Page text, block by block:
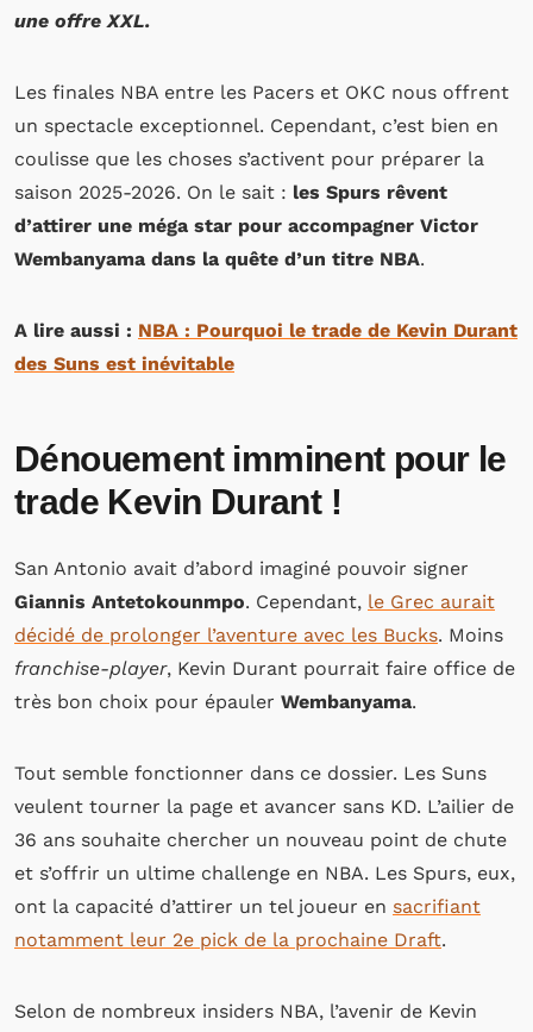
une offre XXL.
Les finales NBA entre les Pacers et OKC nous offrent
un spectacle exceptionnel. Cependant, c’est bien en
coulisse que les choses s’activent pour préparer la
saison 2025-2026. On le sait : les Spurs rêvent
d’attirer une méga star pour accompagner Victor
Wembanyama dans la quête d’un titre NBA.
A lire aussi : NBA : Pourquoi le trade de Kevin Durant
des Suns est inévitable
Dénouement imminent pour le
trade Kevin Durant !
San Antonio avait d’abord imaginé pouvoir signer
Giannis Antetokounmpo. Cependant, le Grec aurait
décidé de prolonger l’aventure avec les Bucks. Moins
franchise-player, Kevin Durant pourrait faire office de
très bon choix pour épauler Wembanyama.
Tout semble fonctionner dans ce dossier. Les Suns
veulent tourner la page et avancer sans KD. L’ailier de
36 ans souhaite chercher un nouveau point de chute
et s’offrir un ultime challenge en NBA. Les Spurs, eux,
ont la capacité d’attirer un tel joueur en sacrifiant
notamment leur 2e pick de la prochaine Draft.
Selon de nombreux insiders NBA, l’avenir de Kevin